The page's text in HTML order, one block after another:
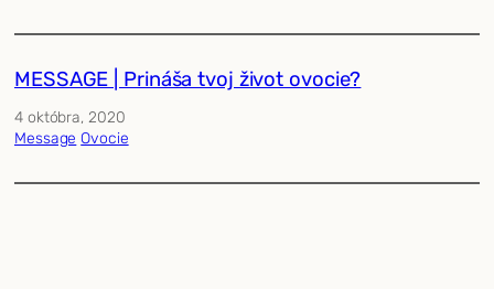
MESSAGE | Prináša tvoj život ovocie?
4 októbra, 2020
Message Ovocie